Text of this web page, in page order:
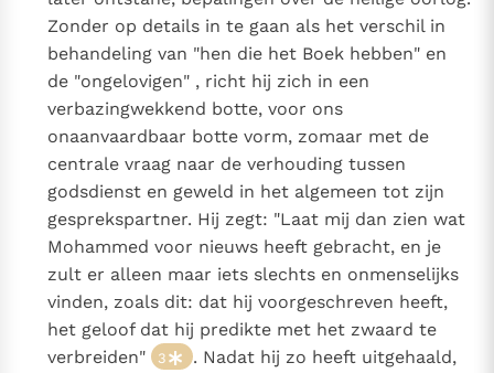
Zonder op details in te gaan als het verschil in
behandeling van "hen die het Boek hebben" en
de "ongelovigen" , richt hij zich in een
verbazingwekkend botte, voor ons
onaanvaardbaar botte vorm, zomaar met de
centrale vraag naar de verhouding tussen
godsdienst en geweld in het algemeen tot zijn
gesprekspartner. Hij zegt: "Laat mij dan zien wat
Mohammed voor nieuws heeft gebracht, en je
zult er alleen maar iets slechts en onmenselijks
vinden, zoals dit: dat hij voorgeschreven heeft,
het geloof dat hij predikte met het zwaard te
verbreiden"
3
. Nadat hij zo heeft uitgehaald,